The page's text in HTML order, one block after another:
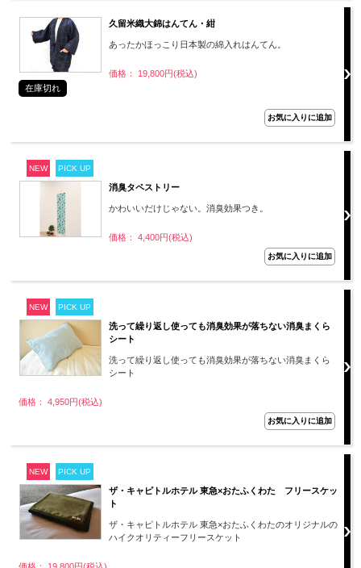
久留米織大錦はんてん・紺
あったかほっこり日本製の綿入れはんてん。
価格： 19,800円(税込)
在庫切れ
NEW PICK UP
消臭タペストリー
かわいいだけじゃない。消臭効果つき。
価格： 4,400円(税込)
NEW PICK UP
洗って繰り返し使っても消臭効果が落ちない消臭まくら
シート
洗って繰り返し使っても消臭効果が落ちない消臭まくら
シート
価格： 4,950円(税込)
NEW PICK UP
ザ・キャピトルホテル 東急×おたふくわた フリースケッ
ト
ザ・キャピトルホテル 東急×おたふくわたのオリジナルの
ハイクオリティーフリースケット